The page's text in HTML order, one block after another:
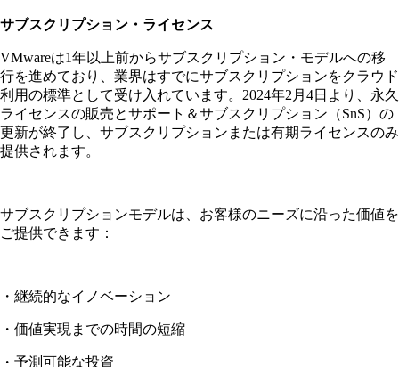
サブスクリプション・ライセンス
VMwareは1年以上前からサブスクリプション・モデルへの移
行を進めており、業界はすでにサブスクリプションをクラウド
利用の標準として受け入れています。2024年2月4日より、永久
ライセンスの販売とサポート＆サブスクリプション（SnS）の
更新が終了し、サブスクリプションまたは有期ライセンスのみ
提供されます。
サブスクリプションモデルは、お客様のニーズに沿った価値を
ご提供できます：
・継続的なイノベーション
・価値実現までの時間の短縮
・予測可能な投資